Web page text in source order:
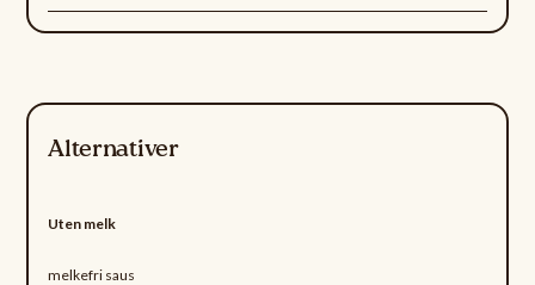
Alternativer
Uten melk
melkefri saus